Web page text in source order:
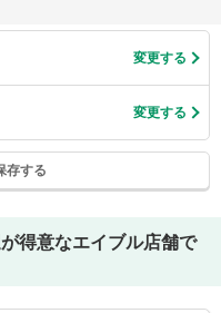
変更する
変更する
存する
得意なエイブル店舗で